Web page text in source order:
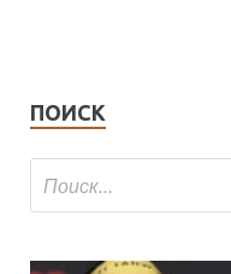
ПОИСК